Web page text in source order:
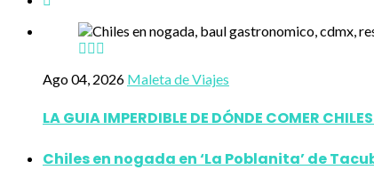
Ago 04, 2026 Maleta de Viajes
LA GUIA IMPERDIBLE DE DÓNDE COMER
Chiles en nogada en ‘La Poblanita’ de